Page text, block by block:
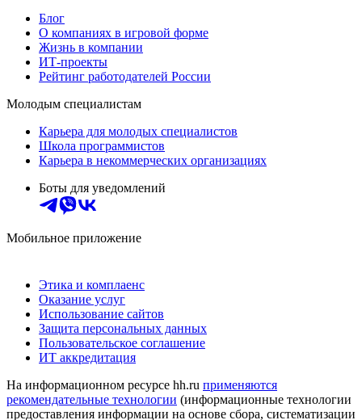
Блог
О компаниях в игровой форме
Жизнь в компании
ИТ-проекты
Рейтинг работодателей России
Молодым специалистам
Карьера для молодых специалистов
Школа программистов
Карьера в некоммерческих организациях
Боты для уведомлений
Мобильное приложение
Этика и комплаенс
Оказание услуг
Использование сайтов
Защита персональных данных
Пользовательское соглашение
ИТ аккредитация
На информационном ресурсе hh.ru применяются
рекомендательные технологии (информационные технологии
предоставления информации на основе сбора, систематизации